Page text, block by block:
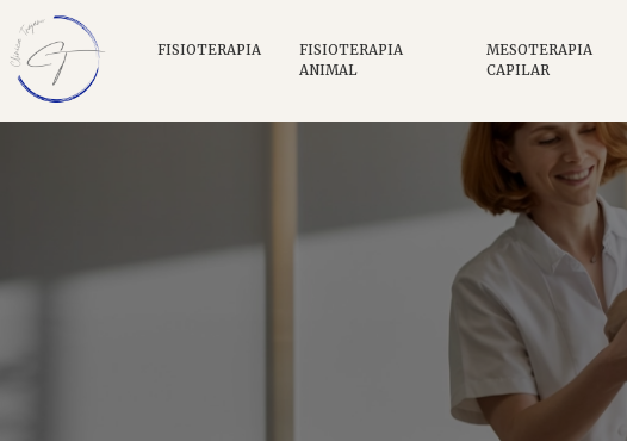
FISIOTERAPIA
FISIOTERAPIA
ANIMAL
MESOTERAPIA
CAPILAR